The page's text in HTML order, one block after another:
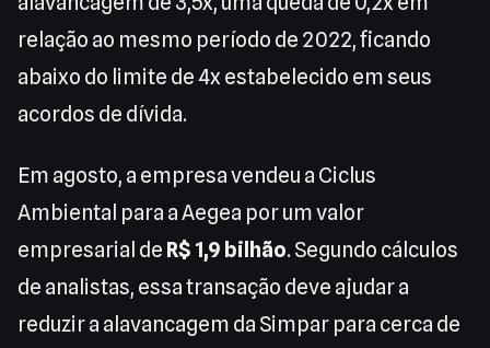
relação ao mesmo período de 2022, ficando
abaixo do limite de 4x estabelecido em seus
acordos de dívida.
Em agosto, a empresa vendeu a Ciclus
Ambiental para a Aegea por um valor
empresarial de R$ 1,9 bilhão. Segundo cálculos
de analistas, essa transação deve ajudar a
reduzir a alavancagem da Simpar para cerca de